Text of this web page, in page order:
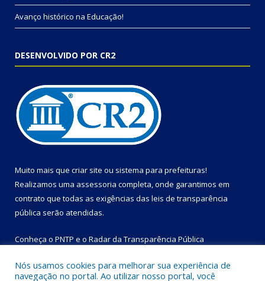
Avanço histórico na Educação!
DESENVOLVIDO POR CR2
Muito mais que criar site ou sistema para prefeituras!
Realizamos uma assessoria completa, onde garantimos em
contrato que todas as exigências das leis de transparência
pública serão atendidas.
Conheça o PNTP e o Radar da Transparência Pública
Nós usamos cookies para melhorar sua experiência de
navegação no portal. Ao utilizar nosso portal, você